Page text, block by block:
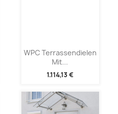
WPC Terrassendielen
Mit...
1.114,13 €